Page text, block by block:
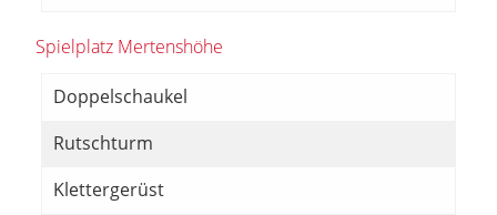
Spielplatz Mertenshöhe
Doppelschaukel
Rutschturm
Klettergerüst